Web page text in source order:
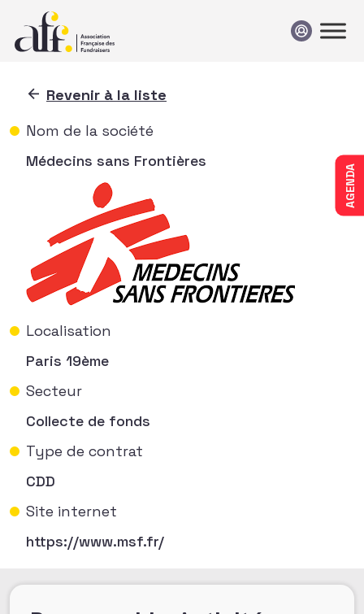
AGENDA
Revenir à la liste
Nom de la société
Médecins sans Frontières
Localisation
Paris 19ème
Secteur
Collecte de fonds
Type de contrat
CDD
Site internet
https://www.msf.fr/